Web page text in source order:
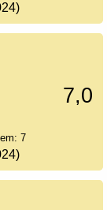
7,0
7